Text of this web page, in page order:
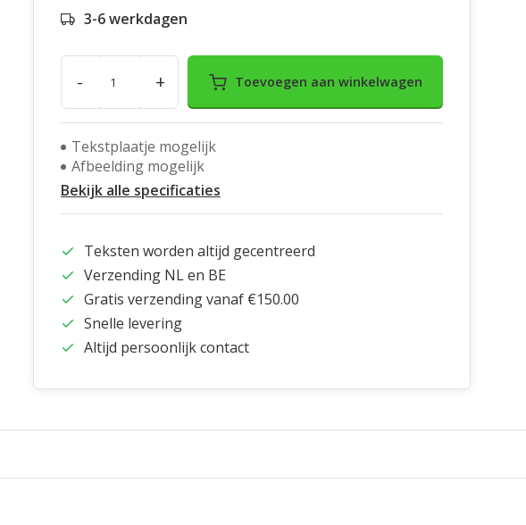
3-6 werkdagen
- + Toevoegen aan winkelwagen
Tekstplaatje mogelijk
Afbeelding mogelijk
Bekijk alle specificaties
Teksten worden altijd gecentreerd
Verzending NL en BE
Gratis verzending vanaf €150.00
Snelle levering
Altijd persoonlijk contact